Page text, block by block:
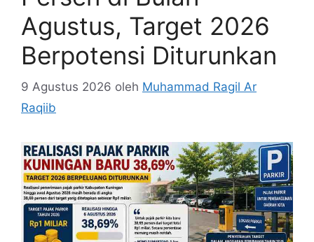
Agustus, Target 2026
Berpotensi Diturunkan
9 Agustus 2026 oleh Muhammad Ragil Ar
Raqiib